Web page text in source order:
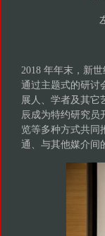
2018 年年末，新
通过主题式的研讨
展人、学者及其它
辰成为特约研究员
览等多种方式共同
通、与其他媒介间